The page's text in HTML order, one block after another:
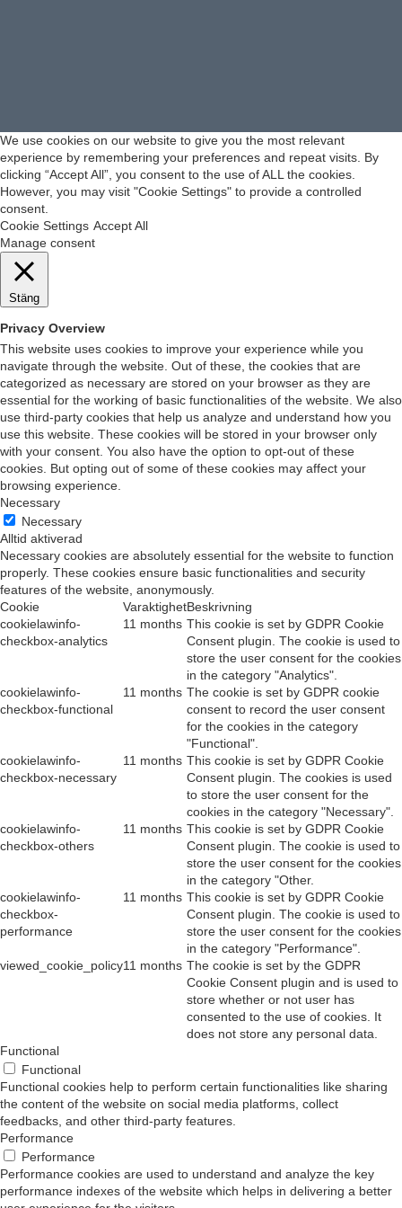
We use cookies on our website to give you the most relevant
experience by remembering your preferences and repeat visits. By
clicking “Accept All”, you consent to the use of ALL the cookies.
However, you may visit "Cookie Settings" to provide a controlled
consent.
Cookie Settings Accept All
Manage consent
Stäng
Privacy Overview
This website uses cookies to improve your experience while you
navigate through the website. Out of these, the cookies that are
categorized as necessary are stored on your browser as they are
essential for the working of basic functionalities of the website. We also
use third-party cookies that help us analyze and understand how you
use this website. These cookies will be stored in your browser only
with your consent. You also have the option to opt-out of these
cookies. But opting out of some of these cookies may affect your
browsing experience.
Necessary
Necessary
Alltid aktiverad
Necessary cookies are absolutely essential for the website to function
properly. These cookies ensure basic functionalities and security
features of the website, anonymously.
Cookie
VaraktighetBeskrivning
cookielawinfo-
checkbox-analytics
11 months This cookie is set by GDPR Cookie
Consent plugin. The cookie is used to
store the user consent for the cookies
in the category "Analytics".
cookielawinfo-
checkbox-functional
11 months The cookie is set by GDPR cookie
consent to record the user consent
for the cookies in the category
"Functional".
cookielawinfo-
checkbox-necessary
11 months This cookie is set by GDPR Cookie
Consent plugin. The cookies is used
to store the user consent for the
cookies in the category "Necessary".
cookielawinfo-
checkbox-others
11 months This cookie is set by GDPR Cookie
Consent plugin. The cookie is used to
store the user consent for the cookies
in the category "Other.
cookielawinfo-
checkbox-
performance
11 months This cookie is set by GDPR Cookie
Consent plugin. The cookie is used to
store the user consent for the cookies
in the category "Performance".
viewed_cookie_policy11 months The cookie is set by the GDPR
Cookie Consent plugin and is used to
store whether or not user has
consented to the use of cookies. It
does not store any personal data.
Functional
Functional
Functional cookies help to perform certain functionalities like sharing
the content of the website on social media platforms, collect
feedbacks, and other third-party features.
Performance
Performance
Performance cookies are used to understand and analyze the key
performance indexes of the website which helps in delivering a better